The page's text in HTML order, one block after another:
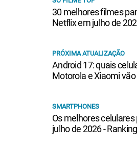
30 melhores filmes
Netflix em julho de
PRÓXIMA ATUALIZAÇÃO
Android 17: quais
Motorola e Xiaomi
SMARTPHONES
Os melhores
julho de 2026 -